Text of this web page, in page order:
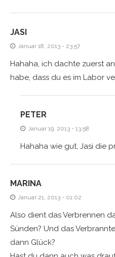
JASI
Januar 18, 2013 - 23:57
Hahaha, ich dachte zuerst
habe, dass du es im Labor
PETER
Januar 19, 2013 - 13:58
Hahaha wie gut, Jasi die
MARINA
Januar 21, 2013 - 01:02
Also dient das Verbrennen
Sünden? Und das
dann Glück?